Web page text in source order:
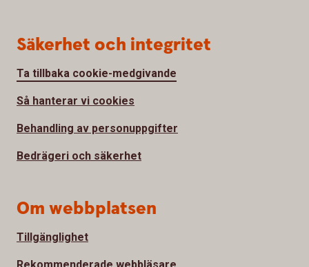
Säkerhet och integritet
Ta tillbaka cookie-medgivande
Så hanterar vi cookies
Behandling av personuppgifter
Bedrägeri och säkerhet
Om webbplatsen
Tillgänglighet